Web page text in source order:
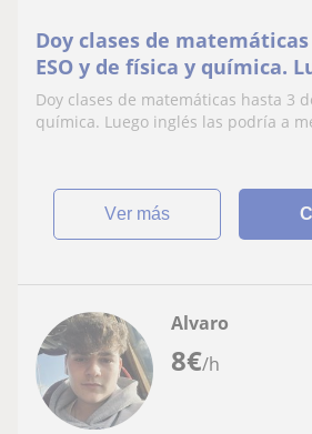
Doy clases de
ESO y de física y química.
podría a menores de 1 ESO
Doy clases de matemáticas hasta 3
química. Luego inglés las podría a
ver más
8€/h
Alvaro